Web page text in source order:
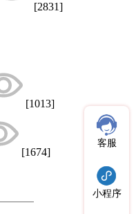
[2831]
[1013]
[1674]
客服
小程序